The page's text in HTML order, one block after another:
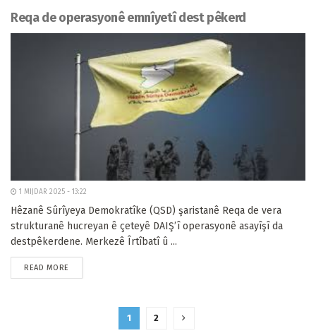
Reqa de operasyonê emnîyetî dest pêkerd
1 MIJDAR 2025 - 13:22
Hêzanê Sûrîyeya Demokratîke (QSD) şaristanê Reqa de vera
strukturanê hucreyan ê çeteyê DAIŞ’î operasyonê asayîşî da
destpêkerdene. Merkezê Îrtîbatî û ...
READ MORE
1 2